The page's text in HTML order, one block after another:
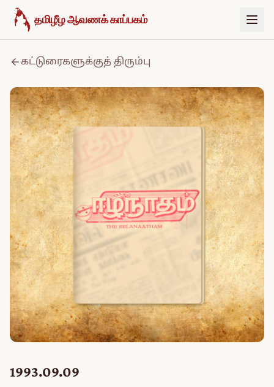
உள்ளடக்கத்திற்குச் செல்க
தமிழீழ ஆவணக் காப்பகம்
கட்டுரைகளுக்குத் திரும்பு
1993.09.09